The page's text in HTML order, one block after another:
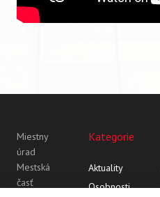
Miestny
úrad
Mestská
časť
Kategorie
Aktuality
Osobnosti